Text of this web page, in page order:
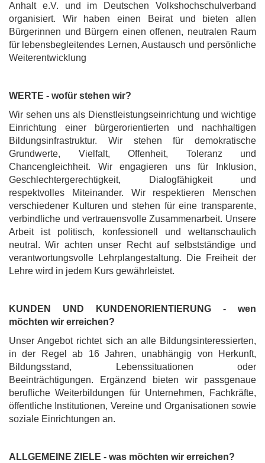
Anhalt e.V. und im Deutschen Volkshochschulverband
organisiert. Wir haben einen Beirat und bieten allen
Bürgerinnen und Bürgern einen offenen, neutralen Raum
für lebensbegleitendes Lernen, Austausch und persönliche
Weiterentwicklung
WERTE - wofür stehen wir?
Wir sehen uns als Dienstleistungseinrichtung und wichtige
Einrichtung einer bürgerorientierten und nachhaltigen
Bildungsinfrastruktur. Wir stehen für demokratische
Grundwerte, Vielfalt, Offenheit, Toleranz und
Chancengleichheit. Wir engagieren uns für Inklusion,
Geschlechtergerechtigkeit, Dialogfähigkeit und
respektvolles Miteinander. Wir respektieren Menschen
verschiedener Kulturen und stehen für eine transparente,
verbindliche und vertrauensvolle Zusammenarbeit. Unsere
Arbeit ist politisch, konfessionell und weltanschaulich
neutral. Wir achten unser Recht auf selbstständige und
verantwortungsvolle Lehrplangestaltung. Die Freiheit der
Lehre wird in jedem Kurs gewährleistet.
KUNDEN UND KUNDENORIENTIERUNG - wen
möchten wir erreichen?
Unser Angebot richtet sich an alle Bildungsinteressierten,
in der Regel ab 16 Jahren, unabhängig von Herkunft,
Bildungsstand, Lebenssituationen oder
Beeinträchtigungen. Ergänzend bieten wir passgenaue
berufliche Weiterbildungen für Unternehmen, Fachkräfte,
öffentliche Institutionen, Vereine und Organisationen sowie
soziale Einrichtungen an.
ALLGEMEINE ZIELE - was möchten wir erreichen?